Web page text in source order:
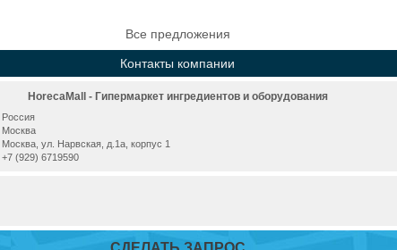
Все предложения
Контакты компании
HorecaMall - Гипермаркет ингредиентов и оборудования
Россия
Москва
Москва, ул. Нарвская, д.1а, корпус 1
+7 (929) 6719590